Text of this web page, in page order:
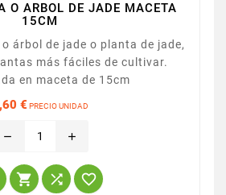
O ARBOL DE JADE MACETA
15CM
árbol de jade o planta de jade,
más fáciles de cultivar.
en maceta de 15cm
€ PRECIO UNIDAD
remove add
  